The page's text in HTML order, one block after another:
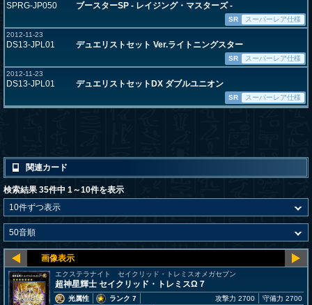
SPRG-JP050 ブースターSP - レイジング・マスターズ -
SR
スーパーレア仕様
2012-11-23
DS13-JPL01 デュエリストセット Ver.ライトニングスター
SR
スーパーレア仕様
2012-11-23
DS13-JPL01 デュエリストセットDX ダブルユニオン
SR スーパーレア仕様
関連カード
検索結果 35件中 1～10件を表示
エクステラナイト セイクリッド・トレミスオメガセブン
超神星輝士 セイクリッド・トレミスΩ７
光属性
ランク 7
攻撃力 2700 守備力 2700